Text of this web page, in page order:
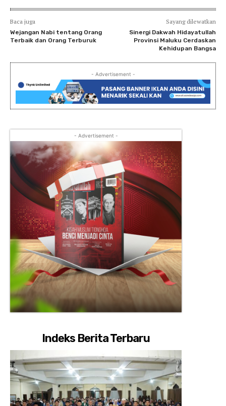
Baca juga
Wejangan Nabi tentang Orang
Terbaik dan Orang Terburuk
Sayang dilewatkan
Sinergi Dakwah Hidayatullah
Provinsi Maluku Cerdaskan
Kehidupan Bangsa
- Advertisement -
- Advertisement -
Indeks Berita Terbaru